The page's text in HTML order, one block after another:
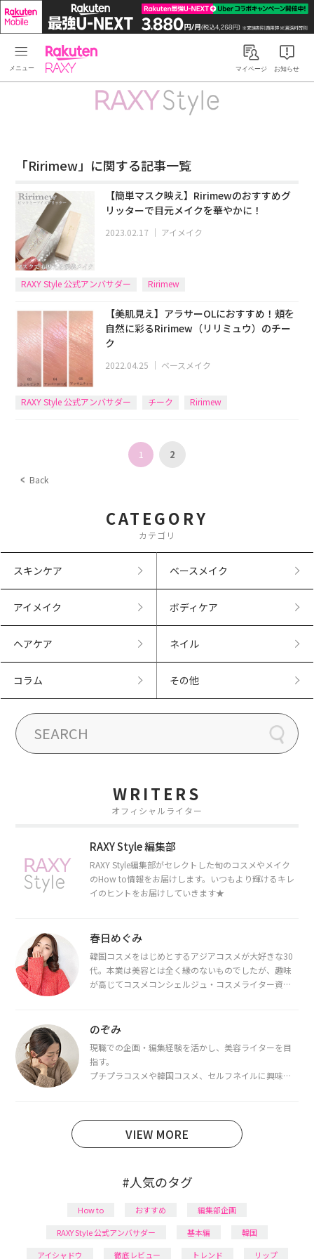
Rakuten RAXYマイページ お知らせ
「Ririmew」に関する記事一覧
【簡単マスク映え】Ririmewのおすすめグ
リッターで目元メイクを華やかに！
2023.02.17 ｜ アイメイク
RAXY Style 公式アンバサダー Ririmew
【美肌見え】アラサーOLにおすすめ！頬を
自然に彩るRirimew（リリミュウ）のチー
ク
2022.04.25 ｜ ベースメイク
RAXY Style 公式アンバサダー チーク Ririmew
Back
1 2
CATEGORY
カテゴリ
スキンケア ベースメイク
アイメイク ボディケア
ヘアケア ネイル
コラム その他
WRITERS
オフィシャルライター
RAXY Style 編集部
RAXY Style編集部がセレクトした旬のコスメやメイク
のHow to情報をお届けします。いつもより輝けるキレ
イのヒントをお届けしていきます★
春日めぐみ
韓国コスメをはじめとするアジアコスメが大好きな30
代。本業は美容とは全く縁のないものでしたが、趣味
が高じてコスメコンシェルジュ・コスメライター資格
断・骨格診断によるイメージコンサルティングも行っ
のぞみ
現職での企画・編集経験を活かし、美容ライターを目
指す。
プチプラコスメや韓国コスメ、セルフネイルに興味が
日本化粧品検定1級保有。
VIEW MORE
#人気のタグ
How to おすすめ
編集部企画
RAXY Style 公式アンバサダー
基本編
韓国
アイシャドウ
徹底レビュー トレンド リップ